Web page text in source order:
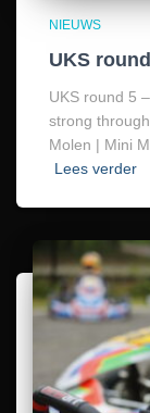
NIEUWS
UKS
UKS round 5
strong
Molen | Mini
Lees verder